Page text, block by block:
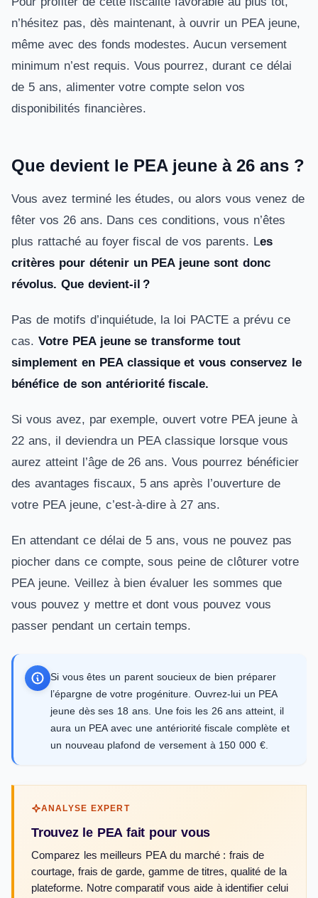
n’hésitez pas, dès maintenant, à ouvrir un PEA jeune,
même avec des fonds modestes. Aucun versement
minimum n’est requis. Vous pourrez, durant ce délai
de 5 ans, alimenter votre compte selon vos
disponibilités financières.
Que devient le PEA jeune à 26 ans ?
Vous avez terminé les études, ou alors vous venez de
fêter vos 26 ans. Dans ces conditions, vous n’êtes
plus rattaché au foyer fiscal de vos parents. Les
critères pour détenir un PEA jeune sont donc
révolus. Que devient-il ?
Pas de motifs d’inquiétude, la loi PACTE a prévu ce
cas. Votre PEA jeune se transforme tout
simplement en PEA classique et vous conservez le
bénéfice de son antériorité fiscale.
Si vous avez, par exemple, ouvert votre PEA jeune à
22 ans, il deviendra un PEA classique lorsque vous
aurez atteint l’âge de 26 ans. Vous pourrez bénéficier
des avantages fiscaux, 5 ans après l’ouverture de
votre PEA jeune, c’est-à-dire à 27 ans.
En attendant ce délai de 5 ans, vous ne pouvez pas
piocher dans ce compte, sous peine de clôturer votre
PEA jeune. Veillez à bien évaluer les sommes que
vous pouvez y mettre et dont vous pouvez vous
passer pendant un certain temps.
Si vous êtes un parent soucieux de bien préparer
l’épargne de votre progéniture. Ouvrez-lui un PEA
jeune dès ses 18 ans. Une fois les 26 ans atteint, il
aura un PEA avec une antériorité fiscale complète et
un nouveau plafond de versement à 150 000 €.
ANALYSE EXPERT
Trouvez le PEA fait pour vous
Comparez les meilleurs PEA du marché : frais de
courtage, frais de garde, gamme de titres, qualité de la
plateforme. Notre comparatif vous aide à identifier celui